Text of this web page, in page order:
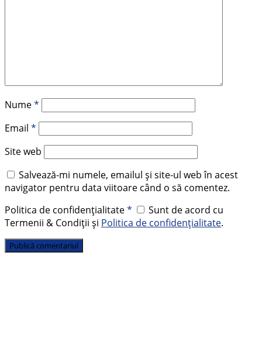
Nume*
Email *
Site web
Salvează-mi numele, emailul și site-ul web în acest
navigator pentru data viitoare când o să comentez.
Politica de confidențialitate*
Sunt de acord cu
Termenii & Condiții și Politica de confidențialitate.